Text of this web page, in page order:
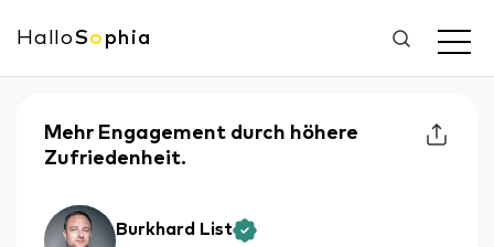
HalloSo phia
Mehr Engagement durch höhere
Zufriedenheit.
Burkhard List